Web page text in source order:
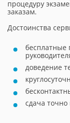
процедуру
заказам.
Достоинства
бесплатные
доведение
сдача точно